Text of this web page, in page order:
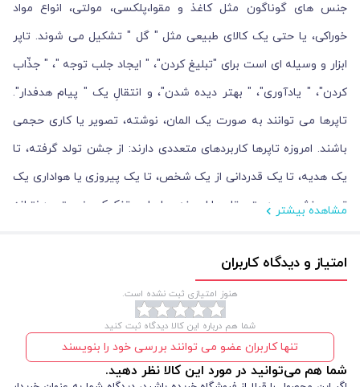
جنس های گوناگون مثل کاغذ و مقوا،پلکسی، مولتی، انواع مواد
خوراکی، یا حتی یک کالای طبیعی مثل " گل " تشکیل می شوند. تاپر
ابزار و وسیله ای است برای "تبلیغ کردن"، " ایجاد جلب توجه "، " جذّاب
کردن"، " یادآوری"، " بهتر دیده شدن"، و انتقالِ یک " پیام هدفدار".
تاپرها می توانند به صورت یک المان، نوشته، تصویر یا کاری حجمی
باشند. امروزه تاپرها کاربردهای متعددی دارند: از جشن تولد گرفته، تا
یک هدیه، تا یک قدردانی از یک شخص، تا یک پیروزی یا هواداری یک
تیم ورزشی و... ؛ حتی تاپرها امروزه بر اساس تفکیک جنسیتی دخترانه
تاپرهای مذهبی مرتبط با جشن شعبان و ولادت امام عصر عج، جشن
غدیر، پیامبر(ص)، امامان نیکو سیرت شیعیان، حجاب و عفاف و... و
همچنین برخی ایام و مناسبت های ملی نظیر " شب یلدا " و " عید
نوروز" می باشد.
تاپرهای دفتر فرهنگی دیدار تا حال مقوایی تولید شده است. مدل پایه
مشاهده بیشتر
امتیاز و دیدگاه کاربران
هنوز امتیازی ثبت نشده است.
شما هم درباره این کالا دیدگاه ثبت کنید
تنها کاربران عضو می توانند بررسی خود را بنویسند
شما هم می‌توانید در مورد این کالا نظر دهید.